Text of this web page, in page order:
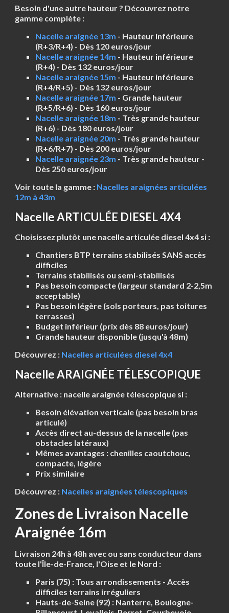
Besoin d'une autre hauteur ? Découvrez notre
gamme complète :
Nacelle araignée 13m - Hauteur inférieure
(R+3/R+4) - Dès 120 euros/jour
Nacelle araignée 14m - Hauteur inférieure
(R+4) - Dès 132 euros/jour
Nacelle araignée 15m - Hauteur inférieure
(R+4/R+5) - Dès 132 euros/jour
Nacelle araignée 17m - Grande hauteur
(R+5/R+6) - Dès 160 euros/jour
Nacelle araignée 18m - Très grande hauteur
(R+6) - Dès 180 euros/jour
Nacelle araignée 20m - Très grande hauteur
(R+6/R+7) - Dès 200 euros/jour
Nacelle araignée 23m - Très grande hauteur -
Dès 250 euros/jour
Voir toute la gamme : Nacelles araignées articulées
12m à 43m
Nacelle ARTICULÉE DIESEL 4X4
Choisissez plutôt une nacelle articulée diesel 4x4 si :
Chantiers BTP terrains stabilisés SANS accès
difficiles
Terrains stabilisés ou semi-stabilisés
Pas besoin compacte (largeur standard 2-2,5m
acceptable)
Pas besoin légère (sols porteurs, pas toitures
terrasses)
Budget inférieur (prix dès 88 euros/jour)
Grande hauteur disponible (jusqu'à 48m)
Découvrez : Nacelles articulées diesel 4x4
Nacelle ARAIGNÉE TÉLESCOPIQUE
Alternative : nacelle araignée télescopique si :
Besoin élévation verticale (pas besoin bras
articulé)
Accès direct au-dessus de la nacelle (pas
obstacles latéraux)
Mêmes avantages : chenilles caoutchouc,
compacte, légère
Prix similaire
Découvrez : Nacelles araignées télescopiques
Zones de Livraison Nacelle
Araignée 16m
Livraison 24h à 48h avec ou sans conducteur dans
toute l'Île-de-France, l'Oise et le Nord :
Paris (75) : Tous arrondissements - Accès
difficiles terrains irréguliers
Hauts-de-Seine (92) : Nanterre, Boulogne-